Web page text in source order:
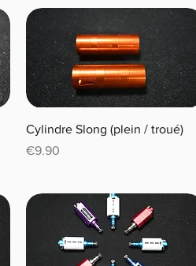
Cylindre Slong (plein / troué)
Price
€9.90